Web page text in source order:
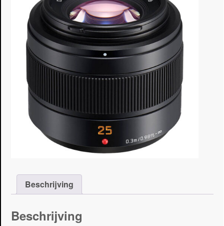
Beschrijving
Beschrijving